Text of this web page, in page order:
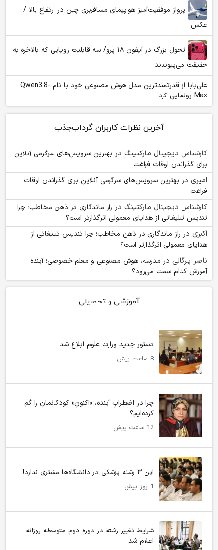
پرواز موفقیت‌آمیز هواپیمای مسافربری چین در ارتفاع بالا /
عکس
تحول بزرگ در آیفون ۱۸ پرو/ سه قابلیت رویایی که بالاخره به
حقیقت می‌پیوندند
علی‌بابا از قدرتمندترین مدل هوش مصنوعی خود با نام Qwen3.8-
Max رونمایی کرد
آخرین نظرات کاربران گرداب‌جذب
کارشناس دیجیتال مارکتینگ در بهترین سرویس‌های سرگرمی آنلاین
برای گذراندن اوقات فراغت
امیری در بهترین سرویس‌های سرگرمی آنلاین برای گذراندن اوقات
فراغت
کارشناس دیجیتال مارکتینگ در راز ماندگاری در ذهن مخاطب؛ چرا
تندیس تبلیغاتی از هدایای معمولی اثرگذارتر است؟
اکبری در راز ماندگاری در ذهن مخاطب؛ چرا تندیس تبلیغاتی از
هدایای معمولی اثرگذارتر است؟
ناصر پرگالی در مدرسه، هوش مصنوعی و معلم خصوصی؛ آینده
آموزش کدام سمت می‌رود؟
آموزشی و تحصیلی
دستور جدید وزارت علوم ابلاغ شد
8 ساعت پیش
چرا در اضطرابِ آینده، «اکنونِ» کودکانمان را گم
کرده‌ایم؟
12 ساعت پیش
این ۳ رشته پزشکی در دانشگاه‌ها مشتری ندارد!
1 روز پیش
شرایط تغییر رشته در دوره دوم متوسطه روزانه
اعلام شد